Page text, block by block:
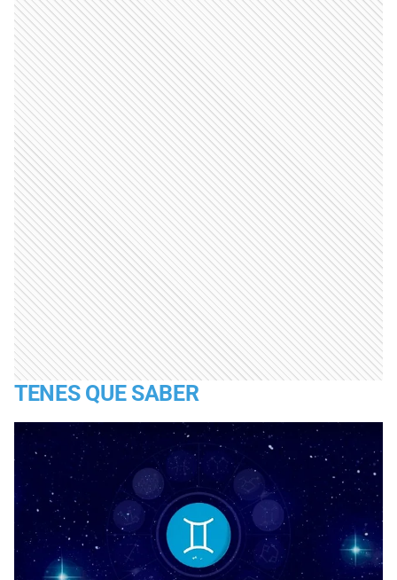
TENES QUE SABER